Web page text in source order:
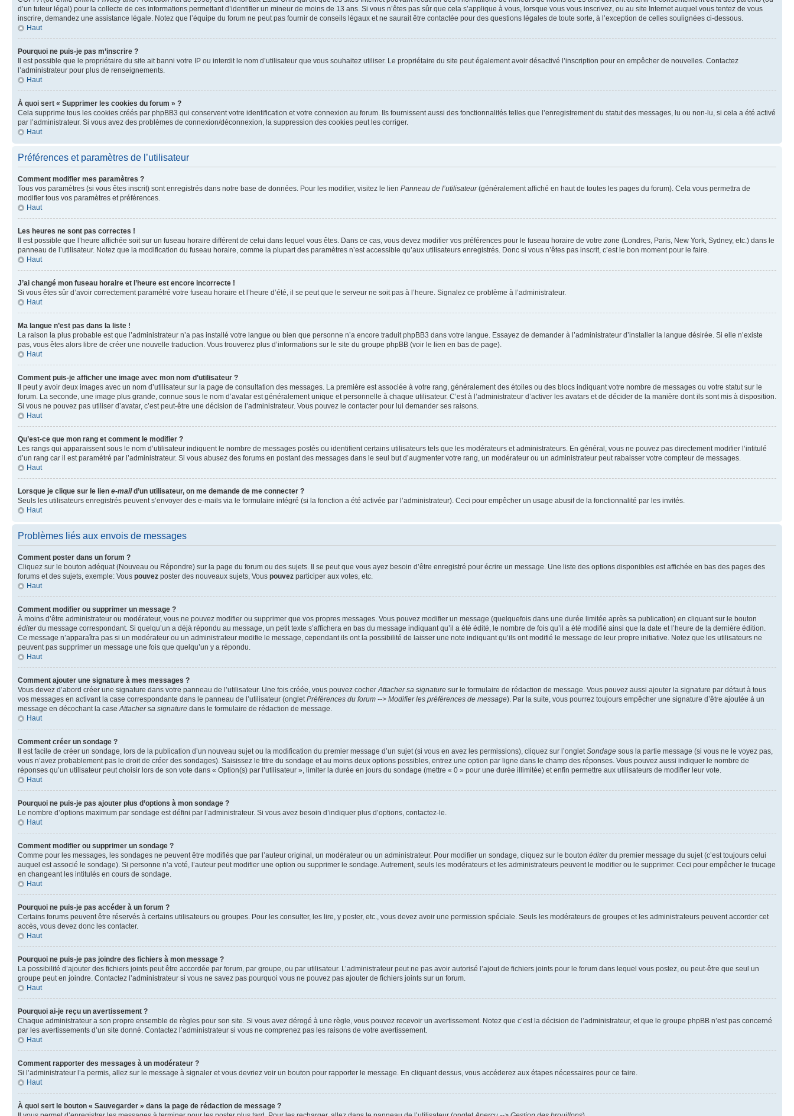
d’un tuteur légal) pour la collecte de ces informations permettant d’identifier un mineur de moins de 13 ans. Si vous n’êtes pas sûr que cela s’applique à vous, lorsque vous vous inscrivez, ou au site Internet auquel vous tentez de vous
inscrire, demandez une assistance légale. Notez que l’équipe du forum ne peut pas fournir de conseils légaux et ne saurait être contactée pour des questions légales de toute sorte, à l’exception de celles soulignées ci-dessous.
Haut
Pourquoi ne puis-je pas m’inscrire ?
Il est possible que le propriétaire du site ait banni votre IP ou interdit le nom d’utilisateur que vous souhaitez utiliser. Le propriétaire du site peut également avoir désactivé l’inscription pour en empêcher de nouvelles. Contactez
l’administrateur pour plus de renseignements.
Haut
À quoi sert « Supprimer les cookies du forum » ?
Cela supprime tous les cookies créés par phpBB3 qui conservent votre identification et votre connexion au forum. Ils fournissent aussi des fonctionnalités telles que l’enregistrement du statut des messages, lu ou non-lu, si cela a été activé
par l’administrateur. Si vous avez des problèmes de connexion/déconnexion, la suppression des cookies peut les corriger.
Haut
Préférences et paramètres de l’utilisateur
Comment modifier mes paramètres ?
Tous vos paramètres (si vous êtes inscrit) sont enregistrés dans notre base de données. Pour les modifier, visitez le lien Panneau de l’utilisateur(généralement affiché en haut de toutes les pages du forum). Cela vous permettra de
modifier tous vos paramètres et préférences.
Haut
Les heures ne sont pas correctes !
Il est possible que l’heure affichée soit sur un fuseau horaire différent de celui dans lequel vous êtes. Dans ce cas, vous devez modifier vos préférences pour le fuseau horaire de votre zone (Londres, Paris, New York, Sydney, etc.) dans le
panneau de l’utilisateur. Notez que la modification du fuseau horaire, comme la plupart des paramètres n’est accessible qu’aux utilisateurs enregistrés. Donc si vous n’êtes pas inscrit, c’est le bon moment pour le faire.
Haut
J’ai changé mon fuseau horaire et l’heure est encore incorrecte !
Si vous êtes sûr d’avoir correctement paramétré votre fuseau horaire et l’heure d’été, il se peut que le serveur ne soit pas à l’heure. Signalez ce problème à l’administrateur.
Haut
Ma langue n’est pas dans la liste !
La raison la plus probable est que l’administrateur n’a pas installé votre langue ou bien que personne n’a encore traduit phpBB3 dans votre langue. Essayez de demander à l’administrateur d’installer la langue désirée. Si elle n’existe
pas, vous êtes alors libre de créer une nouvelle traduction. Vous trouverez plus d’informations sur le site du groupe phpBB (voir le lien en bas de page).
Haut
Comment puis-je afficher une image avec mon nom d’utilisateur ?
Il peut y avoir deux images avec un nom d’utilisateur sur la page de consultation des messages. La première est associée à votre rang, généralement des étoiles ou des blocs indiquant votre nombre de messages ou votre statut sur le
forum. La seconde, une image plus grande, connue sous le nom d’avatar est généralement unique et personnelle à chaque utilisateur. C’est à l’administrateur d’activer les avatars et de décider de la manière dont ils sont mis à disposition.
Si vous ne pouvez pas utiliser d’avatar, c’est peut-être une décision de l’administrateur. Vous pouvez le contacter pour lui demander ses raisons.
Haut
Qu’est-ce que mon rang et comment le modifier ?
Les rangs qui apparaissent sous le nom d’utilisateur indiquent le nombre de messages postés ou identifient certains utilisateurs tels que les modérateurs et administrateurs. En général, vous ne pouvez pas directement modifier l’intitulé
d’un rang car il est paramétré par l’administrateur. Si vous abusez des forums en postant des messages dans le seul but d’augmenter votre rang, un modérateur ou un administrateur peut rabaisser votre compteur de messages.
Haut
Lorsque je clique sur le lien e-maild’un utilisateur, on me demande de me connecter ?
Seuls les utilisateurs enregistrés peuvent s’envoyer des e-mails via le formulaire intégré (si la fonction a été activée par l’administrateur). Ceci pour empêcher un usage abusif de la fonctionnalité par les invités.
Haut
Problèmes liés aux envois de messages
Comment poster dans un forum ?
Cliquez sur le bouton adéquat (Nouveau ou Répondre) sur la page du forum ou des sujets. Il se peut que vous ayez besoin d’être enregistré pour écrire un message. Une liste des options disponibles est affichée en bas des pages des
forums et des sujets, exemple: Vous pouvez poster des nouveaux sujets, Vous pouvez participer aux votes, etc.
Haut
Comment modifier ou supprimer un message ?
À moins d’être administrateur ou modérateur, vous ne pouvez modifier ou supprimer que vos propres messages. Vous pouvez modifier un message (quelquefois dans une durée limitée après sa publication) en cliquant sur le bouton
éditerdu message correspondant. Si quelqu’un a déjà répondu au message, un petit texte s’affichera en bas du message indiquant qu’il a été édité, le nombre de fois qu’il a été modifié ainsi que la date et l’heure de la dernière édition.
Ce message n’apparaîtra pas si un modérateur ou un administrateur modifie le message, cependant ils ont la possibilité de laisser une note indiquant qu’ils ont modifié le message de leur propre initiative. Notez que les utilisateurs ne
peuvent pas supprimer un message une fois que quelqu’un y a répondu.
Haut
Comment ajouter une signature à mes messages ?
Vous devez d’abord créer une signature dans votre panneau de l’utilisateur. Une fois créée, vous pouvez cocher Attacher sa signature sur le formulaire de rédaction de message. Vous pouvez aussi ajouter la signature par défaut à tous
vos messages en activant la case correspondante dans le panneau de l’utilisateur (onglet Préférences du forum --> Modifier les préférences de message). Par la suite, vous pourrez toujours empêcher une signature d’être ajoutée à un
message en décochant la case Attacher sa signature dans le formulaire de rédaction de message.
Haut
Comment créer un sondage ?
Il est facile de créer un sondage, lors de la publication d’un nouveau sujet ou la modification du premier message d’un sujet (si vous en avez les permissions), cliquez sur l’onglet Sondage sous la partie message (si vous ne le voyez pas,
vous n’avez probablement pas le droit de créer des sondages). Saisissez le titre du sondage et au moins deux options possibles, entrez une option par ligne dans le champ des réponses. Vous pouvez aussi indiquer le nombre de
réponses qu’un utilisateur peut choisir lors de son vote dans « Option(s) par l’utilisateur », limiter la durée en jours du sondage (mettre « 0 » pour une durée illimitée) et enfin permettre aux utilisateurs de modifier leur vote.
Haut
Pourquoi ne puis-je pas ajouter plus d’options à mon sondage ?
Le nombre d’options maximum par sondage est défini par l’administrateur. Si vous avez besoin d’indiquer plus d’options, contactez-le.
Haut
Comment modifier ou supprimer un sondage ?
Comme pour les messages, les sondages ne peuvent être modifiés que par l’auteur original, un modérateur ou un administrateur. Pour modifier un sondage, cliquez sur le bouton éditerdu premier message du sujet (c’est toujours celui
auquel est associé le sondage). Si personne n’a voté, l’auteur peut modifier une option ou supprimer le sondage. Autrement, seuls les modérateurs et les administrateurs peuvent le modifier ou le supprimer. Ceci pour empêcher le trucage
en changeant les intitulés en cours de sondage.
Haut
Pourquoi ne puis-je pas accéder à un forum ?
Certains forums peuvent être réservés à certains utilisateurs ou groupes. Pour les consulter, les lire, y poster, etc., vous devez avoir une permission spéciale. Seuls les modérateurs de groupes et les administrateurs peuvent accorder cet
accès, vous devez donc les contacter.
Haut
Pourquoi ne puis-je pas joindre des fichiers à mon message ?
La possibilité d’ajouter des fichiers joints peut être accordée par forum, par groupe, ou par utilisateur. L’administrateur peut ne pas avoir autorisé l’ajout de fichiers joints pour le forum dans lequel vous postez, ou peut-être que seul un
groupe peut en joindre. Contactez l’administrateur si vous ne savez pas pourquoi vous ne pouvez pas ajouter de fichiers joints sur un forum.
Haut
Pourquoi ai-je reçu un avertissement ?
Chaque administrateur a son propre ensemble de règles pour son site. Si vous avez dérogé à une règle, vous pouvez recevoir un avertissement. Notez que c’est la décision de l’administrateur, et que le groupe phpBB n’est pas concerné
par les avertissements d’un site donné. Contactez l’administrateur si vous ne comprenez pas les raisons de votre avertissement.
Haut
Comment rapporter des messages à un modérateur ?
Si l’administrateur l’a permis, allez sur le message à signaler et vous devriez voir un bouton pour rapporter le message. En cliquant dessus, vous accéderez aux étapes nécessaires pour ce faire.
Haut
À quoi sert le bouton « Sauvegarder » dans la page de rédaction de message ?